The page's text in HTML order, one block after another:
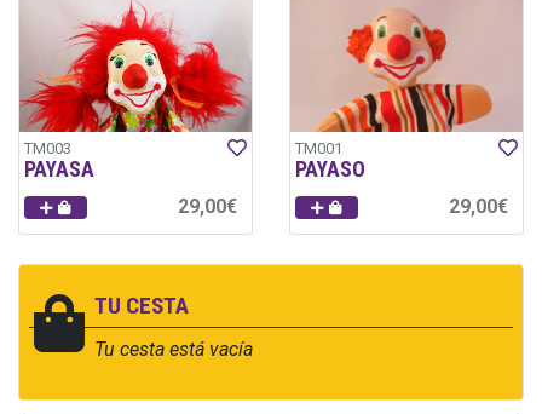
TU CESTA
Tu cesta está vacía
TM003
PAYASA
29,00€
TM001
PAYASO
29,00€